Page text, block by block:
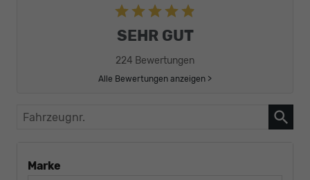
SEHR GUT
224 Bewertungen
Alle Bewertungen anzeigen >
Fahrzeugnr.
Marke